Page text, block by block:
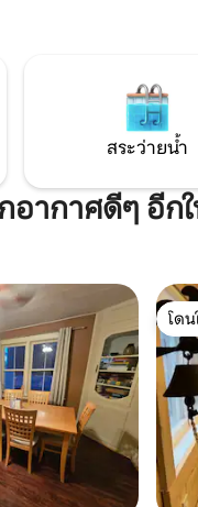
สระว่ายน้ำ
ากาศดีๆ อีกใ
โด
โดน